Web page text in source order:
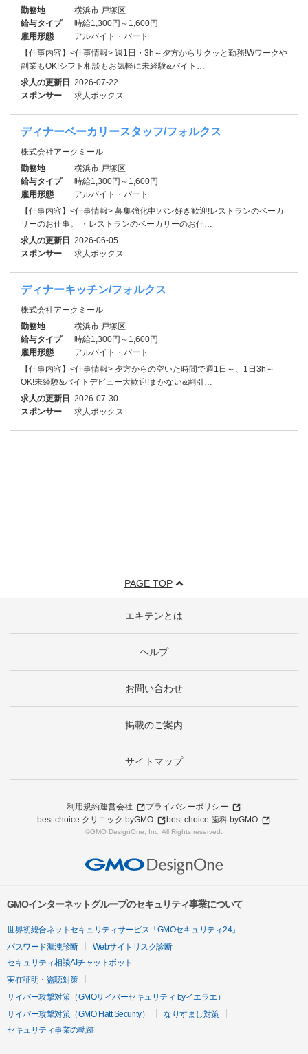
勤務地
横浜市 戸塚区
給与タイプ
時給1,300円～1,600円
雇用形態
アルバイト・パート
【仕事内容】<仕事情報> 週1日・3h～夕方からサクッと勤務!Wワークや
副業もOK!シフト相談もお気軽に未経験&バイト…
求人の更新日 2026-07-22
スポンサー
求人ボックス
ディナーベーカリースタッフ/フォルクス
株式会社アークミール
勤務地
横浜市 戸塚区
給与タイプ
時給1,300円～1,600円
雇用形態
アルバイト・パート
【仕事内容】<仕事情報> 募集強化中!パン好き歓迎!レストランのベーカ
リーのお仕事。 ・レストランのベーカリーのお仕…
求人の更新日 2026-06-05
スポンサー
求人ボックス
ディナーキッチン/フォルクス
株式会社アークミール
勤務地
横浜市 戸塚区
給与タイプ
時給1,300円～1,600円
雇用形態
アルバイト・パート
【仕事内容】<仕事情報> 夕方からの空いた時間で週1日～、1日3h～
OK!未経験&バイトデビュー大歓迎!まかない&割引…
求人の更新日 2026-07-30
スポンサー
求人ボックス
PAGE TOP
エキテンとは
ヘルプ
お問い合わせ
掲載のご案内
サイトマップ
利用規約運営会社
プライバシーポリシー
best choice クリニック byGMO
best choice 歯科 byGMO
©GMO DesignOne, Inc. All Rights reserved.
GMOインターネットグループのセキュリティ事業について
世界初総合ネットセキュリティサービス「GMOセキュリティ24」
パスワード漏洩診断
Webサイトリスク診断
セキュリティ相談AIチャットボット
実在証明・盗聴対策
サイバー攻撃対策（GMOサイバーセキュリティ byイエラエ）
サイバー攻撃対策（GMO Flatt Security）
なりすまし対策
セキュリティ事業の軌跡